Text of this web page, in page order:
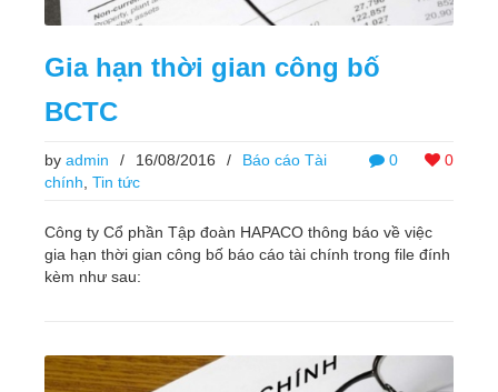
Gia hạn thời gian công bố
BCTC
0 0
by admin / 16/08/2016 /
Báo cáo Tài
chính Tin tức
Công ty Cổ phần Tập đoàn HAPACO thông báo về việc
gia hạn thời gian công bố báo cáo tài chính trong file đính
kèm như sau: